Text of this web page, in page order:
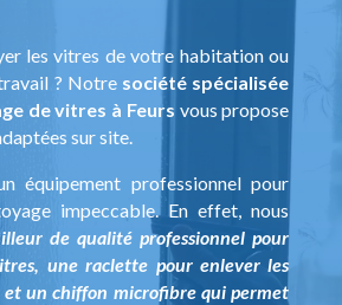
les vitres de votre habitation ou
? Notre société spécialisée
de vitres à Feurs vous propose
sur site.
équipement professionnel pour
impeccable. En effet, nous
de qualité professionnel pour
une raclette pour enlever les
et un chiffon microfibre qui permet